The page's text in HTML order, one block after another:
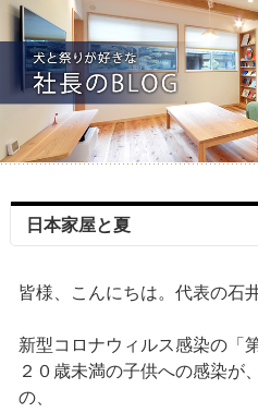
日本家屋と夏
皆様、こんにちは。代表の石
新型コロナウィルス感染の「
２０歳未満の子供への感染が
の、